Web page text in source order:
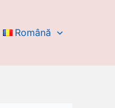
Română